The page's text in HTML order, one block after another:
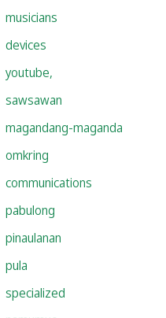
musicians
devices
youtube,
sawsawan
magandang-maganda
omkring
communications
pabulong
pinaulanan
pula
specialized